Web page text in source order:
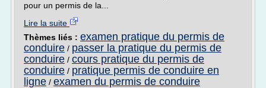
pour un permis de la...
Lire la suite
Thèmes liés : examen pratique du permis de
conduire / passer la pratique du permis de
conduire / cours pratique du permis de
conduire / pratique permis de conduire en
ligne / examen du permis de conduire